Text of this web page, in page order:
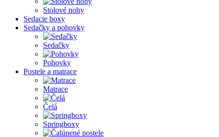
Stolové nohy
Sedacie boxy
Sedačky a pohovky
Sedačky
Pohovky
Postele a matrace
Matrace
Čelá
Springboxy